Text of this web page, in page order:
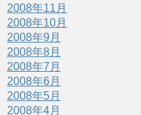
2008年11月
2008年10月
2008年9月
2008年8月
2008年7月
2008年6月
2008年5月
2008年4月